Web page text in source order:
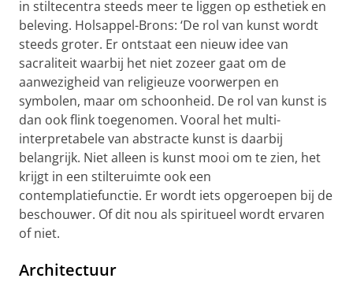
in stiltecentra steeds meer te liggen op esthetiek en
beleving. Holsappel-Brons: ‘De rol van kunst wordt
steeds groter. Er ontstaat een nieuw idee van
sacraliteit waarbij het niet zozeer gaat om de
aanwezigheid van religieuze voorwerpen en
symbolen, maar om schoonheid. De rol van kunst is
dan ook flink toegenomen. Vooral het multi-
interpretabele van abstracte kunst is daarbij
belangrijk. Niet alleen is kunst mooi om te zien, het
krijgt in een stilteruimte ook een
contemplatiefunctie. Er wordt iets opgeroepen bij de
beschouwer. Of dit nou als spiritueel wordt ervaren
of niet.
Architectuur